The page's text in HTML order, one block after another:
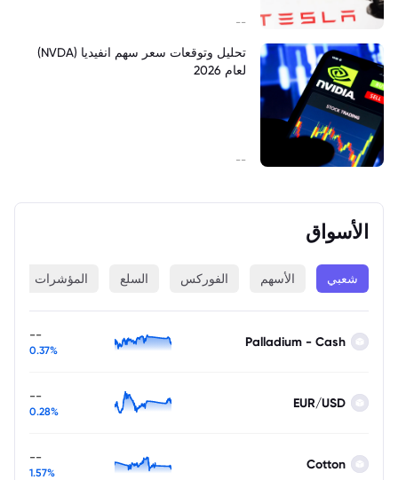
الأسواق
شعبي الأسهم الفوركس السلع المؤشرات
Palladium - Cash
--
0.37%
EUR/USD
--
0.28%
Cotton
--
1.57%
--
تحليل وتوقعات سعر سهم انفيديا (NVDA)
لعام 2026
--